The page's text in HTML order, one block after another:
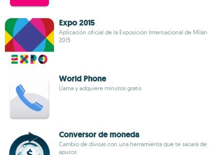
Expo 2015
Aplicación oficial de la Exposición Internacional de Milán
2015
World Phone
Llama y adquiere minutos gratis
Conversor de moneda
Cambio de divisas con una herramienta que te sacará de
apuros